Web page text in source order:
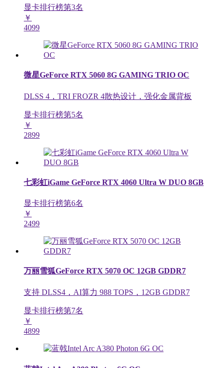
显卡排行榜第3名
￥
4099
微星GeForce RTX 5060 8G GAMING TRIO OC
DLSS 4，TRI FROZR 4散热设计，强化金属背板
显卡排行榜第5名
￥
2899
七彩虹iGame GeForce RTX 4060 Ultra W DUO 8GB
显卡排行榜第6名
￥
2499
万丽雪狐GeForce RTX 5070 OC 12GB GDDR7
支持 DLSS4，AI算力 988 TOPS，12GB GDDR7
显卡排行榜第7名
￥
4899